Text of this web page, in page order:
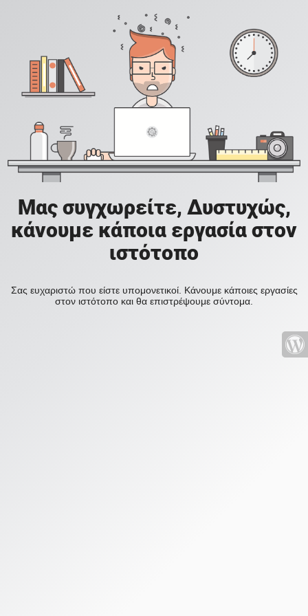
Μας συγχωρείτε, Δυστυχώς,
κάνουμε κάποια εργασία στον
ιστότοπο
Σας ευχαριστώ που είστε υπομονετικοί. Κάνουμε κάποιες εργασίες
στον ιστότοπο και θα επιστρέψουμε σύντομα.